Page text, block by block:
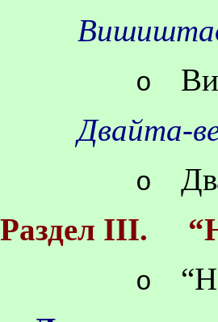
o
Двайта-
o
Раздел III.
o